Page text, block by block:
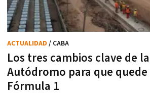
Los tres cambios clave de
Autódromo para que
Fórmula 1
ACTUALIDAD / CABA